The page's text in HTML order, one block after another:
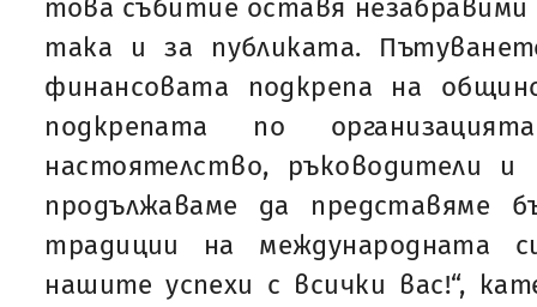
това събитие оставя
така и за публиката.
финансовата подкрепа на
подкрепата по
настоятелство, ръководители и
продължаваме да представяме
традиции на международната
нашите успехи с всички вас!“,